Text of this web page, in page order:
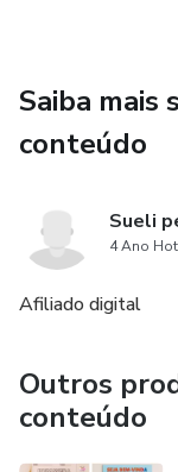
Saiba mais
conteúdo
Sueli
4 Ano
Afiliado digital
Outros
conteúdo